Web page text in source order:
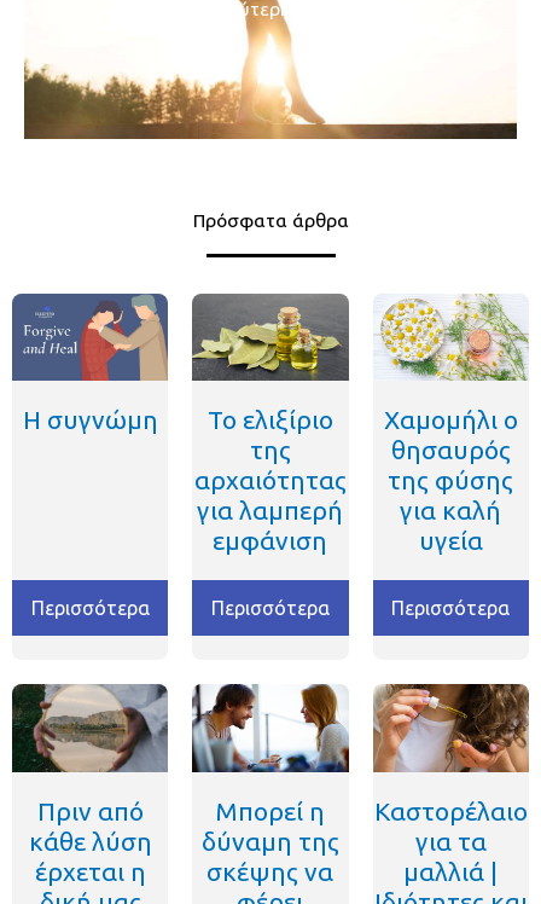
Καλύτερη Ζωή
Πρόσφατα άρθρα
Η συγνώμη
Περισσότερα
Το ελιξίριο
της
αρχαιότητας
για λαμπερή
εμφάνιση
Περισσότερα
Χαμομήλι ο
θησαυρός
της φύσης
για καλή
υγεία
Περισσότερα
Πριν από
κάθε λύση
έρχεται η
Μπορεί η
δύναμη της
σκέψης να
Καστορέλαιο
για τα
μαλλιά |